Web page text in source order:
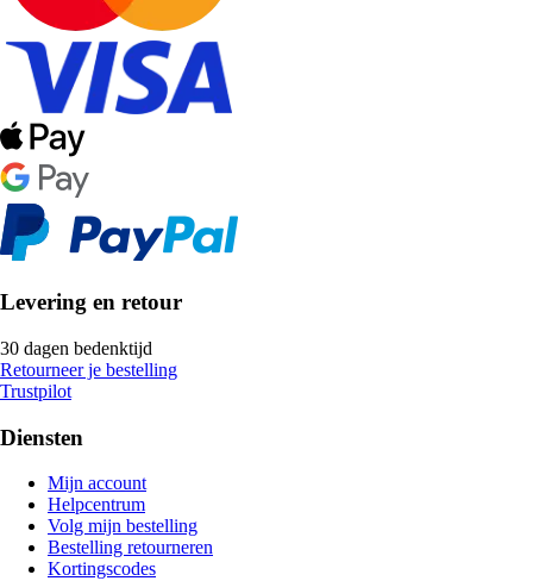
Levering en retour
30 dagen bedenktijd
Retourneer je bestelling
Trustpilot
Diensten
Mijn account
Helpcentrum
Volg mijn bestelling
Bestelling retourneren
Kortingscodes